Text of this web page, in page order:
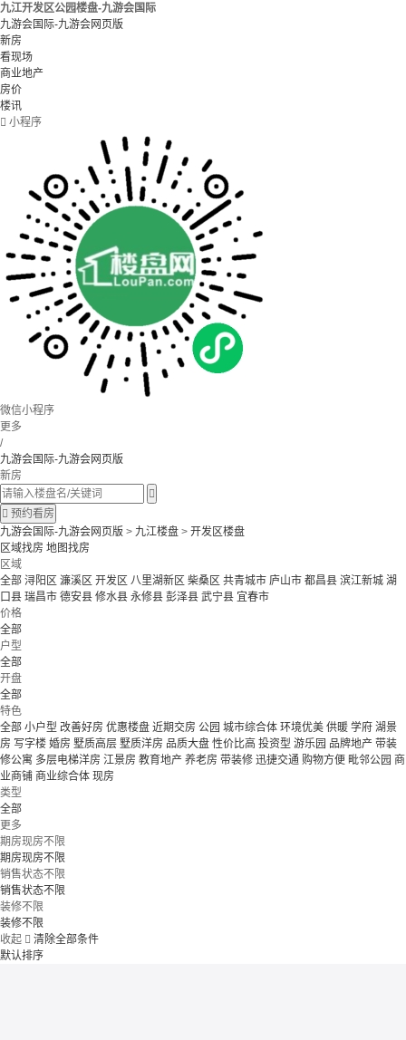
九江开发区公园楼盘-九游会国际
九游会国际-九游会网页版
新房
看现场
商业地产
房价
楼讯
 小程序
微信小程序
更多
/
九游会国际-九游会网页版
新房

 预约看房
九游会国际-九游会网页版 > 九江楼盘 > 开发区楼盘
区域找房 地图找房
区域
全部 浔阳区 濂溪区 开发区 八里湖新区 柴桑区 共青城市 庐山市 都昌县 滨江新城 湖
口县 瑞昌市 德安县 修水县 永修县 彭泽县 武宁县 宜春市
价格
全部
户型
全部
开盘
全部
特色
全部 小户型 改善好房 优惠楼盘 近期交房 公园 城市综合体 环境优美 供暖 学府 湖景
房 写字楼 婚房 墅质高层 墅质洋房 品质大盘 性价比高 投资型 游乐园 品牌地产 带装
修公寓 多层电梯洋房 江景房 教育地产 养老房 带装修 迅捷交通 购物方便 毗邻公园 商
业商铺 商业综合体 现房
类型
全部
更多
期房现房不限
期房现房不限
销售状态不限
销售状态不限
装修不限
装修不限
收起  清除全部条件
默认排序